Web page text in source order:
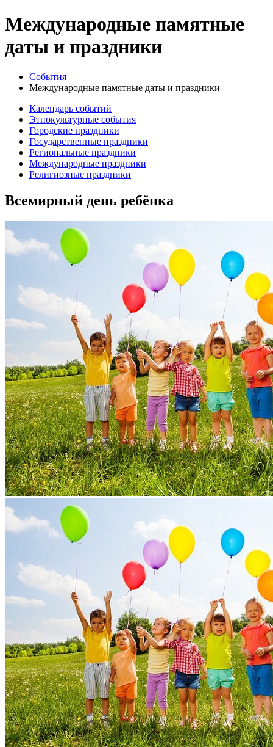
Международные памятные
даты и праздники
События
Международные памятные даты и праздники
Календарь событий
Этнокультурные события
Городские праздники
Государственные праздники
Региональные праздники
Международные праздники
Религиозные праздники
Всемирный день ребёнка